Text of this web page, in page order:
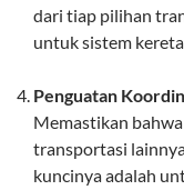
dari tiap pilihan
untuk sistem
Penguatan
Memastikan
transportasi
kuncinya adalah